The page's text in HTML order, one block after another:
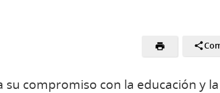
su compromiso con la educación y la